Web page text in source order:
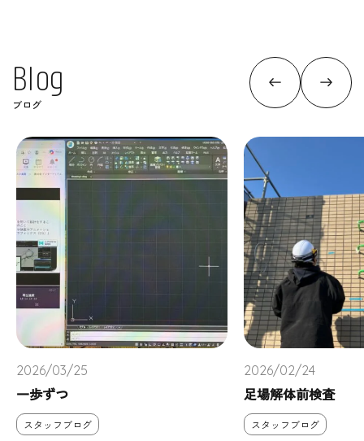
ブログ
Blog
2026/03/25
一歩ずつ
スタッフブログ
2026/02/24
足場解体前検査
スタッフブログ